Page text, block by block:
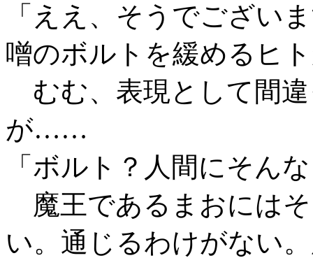
「ええ、そうでござい
噌のボルトを緩めるヒ
むむ、表現として間
が……
「ボルト？人間にそん
魔王であるまおには
い。通じるわけがない